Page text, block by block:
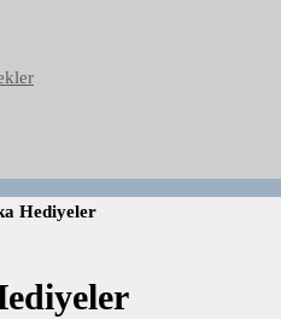
Hediyeler